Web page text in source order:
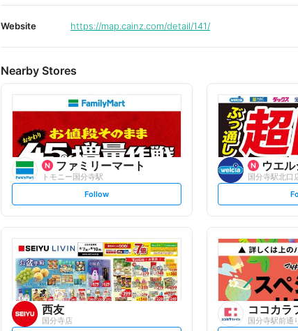
Website https://map.cainz.com/detail/141/
Nearby Stores
ファミリーマート
トモニー国分寺駅
s
t
o
w
Follow
ウエ
国分寺駅北口
s
t
l
o
w
西友
国分寺店
ココカラ
国分寺駅前通